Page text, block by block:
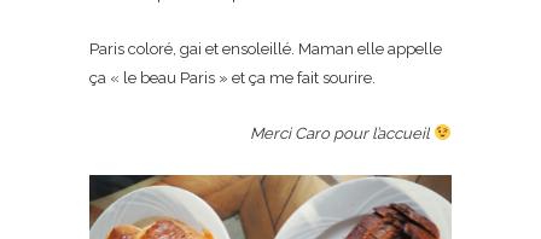
Paris coloré, gai et ensoleillé. Maman elle appelle
ça « le beau Paris » et ça me fait sourire.
Merci Caro pour l’accueil